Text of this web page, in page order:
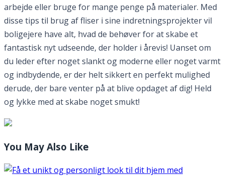
arbejde eller bruge for mange penge på materialer. Med
disse tips til brug af fliser i sine indretningsprojekter vil
boligejere have alt, hvad de behøver for at skabe et
fantastisk nyt udseende, der holder i årevis! Uanset om
du leder efter noget slankt og moderne eller noget varmt
og indbydende, er der helt sikkert en perfekt mulighed
derude, der bare venter på at blive opdaget af dig! Held
og lykke med at skabe noget smukt!
You May Also Like